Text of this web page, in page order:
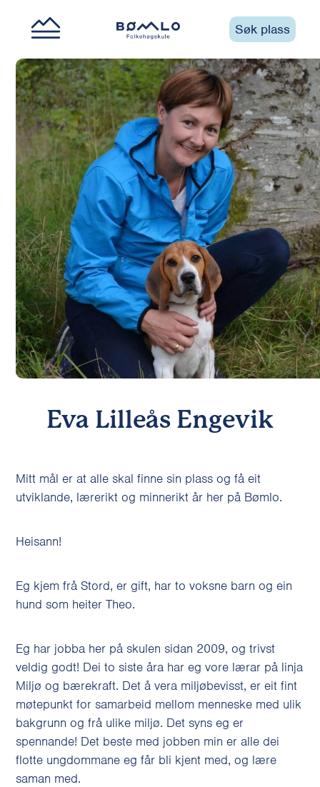
Søk plass
Eva Lilleås Engevik
Mitt mål er at alle skal finne sin plass og få eit
utviklande, lærerikt og minnerikt år her på Bømlo.
Heisann!
Eg kjem frå Stord, er gift, har to voksne barn og ein
hund som heiter Theo.
Eg har jobba her på skulen sidan 2009, og trivst
veldig godt! Dei to siste åra har eg vore lærar på linja
Miljø og bærekraft. Det å vera miljøbevisst, er eit fint
møtepunkt for samarbeid mellom menneske med ulik
bakgrunn og frå ulike miljø. Det syns eg er
spennande! Det beste med jobben min er alle dei
flotte ungdommane eg får bli kjent med, og lære
saman med.